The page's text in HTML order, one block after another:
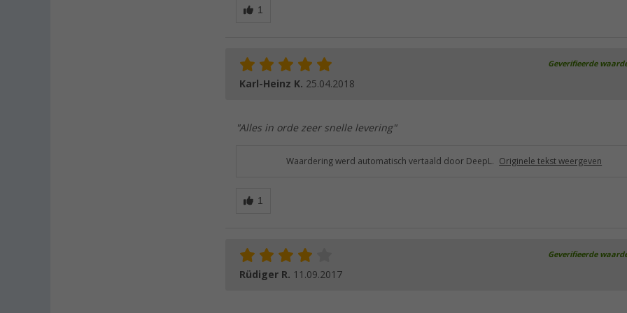
Geverifieerde
Karl-Heinz K. 25.04.2018
"Alles in orde zeer snelle levering"
Waardering werd automatisch vertaald door DeepL. Originele tekst weergeven
Geverifieerde
Rüdiger R. 11.09.2017